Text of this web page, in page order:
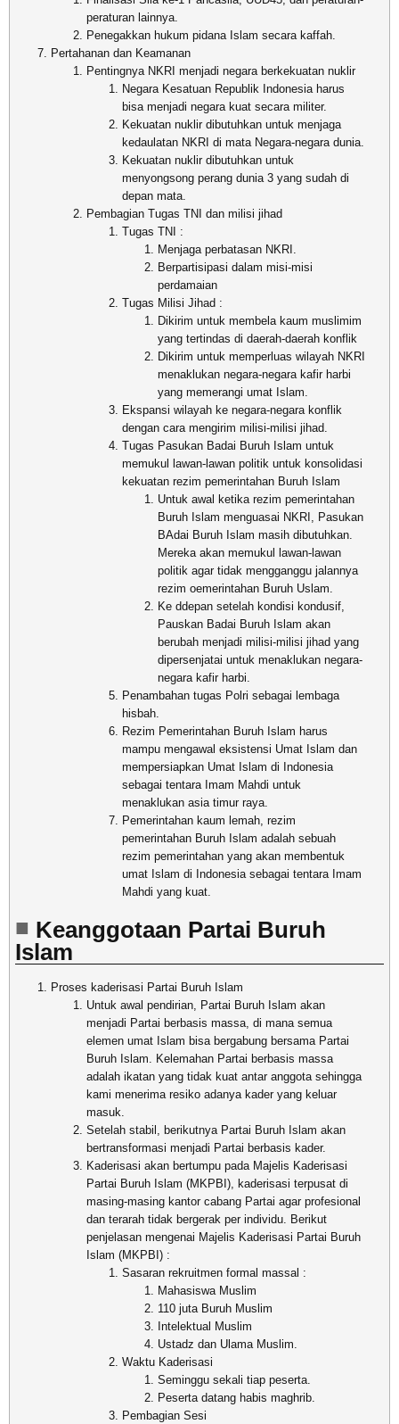
peraturan lainnya.
Penegakkan hukum pidana Islam secara kaffah.
Pertahanan dan Keamanan
Pentingnya NKRI menjadi negara berkekuatan nuklir
Negara Kesatuan Republik Indonesia harus
bisa menjadi negara kuat secara militer.
Kekuatan nuklir dibutuhkan untuk menjaga
kedaulatan NKRI di mata Negara-negara dunia.
Kekuatan nuklir dibutuhkan untuk
menyongsong perang dunia 3 yang sudah di
depan mata.
Pembagian Tugas TNI dan milisi jihad
Tugas TNI :
Menjaga perbatasan NKRI.
Berpartisipasi dalam misi-misi
perdamaian
Tugas Milisi Jihad :
Dikirim untuk membela kaum muslimim
yang tertindas di daerah-daerah konflik
Dikirim untuk memperluas wilayah NKRI
menaklukan negara-negara kafir harbi
yang memerangi umat Islam.
Ekspansi wilayah ke negara-negara konflik
dengan cara mengirim milisi-milisi jihad.
Tugas Pasukan Badai Buruh Islam untuk
memukul lawan-lawan politik untuk konsolidasi
kekuatan rezim pemerintahan Buruh Islam
Untuk awal ketika rezim pemerintahan
Buruh Islam menguasai NKRI, Pasukan
BAdai Buruh Islam masih dibutuhkan.
Mereka akan memukul lawan-lawan
politik agar tidak mengganggu jalannya
rezim oemerintahan Buruh Uslam.
Ke ddepan setelah kondisi kondusif,
Pauskan Badai Buruh Islam akan
berubah menjadi milisi-milisi jihad yang
dipersenjatai untuk menaklukan negara-
negara kafir harbi.
Penambahan tugas Polri sebagai lembaga
hisbah.
Rezim Pemerintahan Buruh Islam harus
mampu mengawal eksistensi Umat Islam dan
mempersiapkan Umat Islam di Indonesia
sebagai tentara Imam Mahdi untuk
menaklukan asia timur raya.
Pemerintahan kaum lemah, rezim
pemerintahan Buruh Islam adalah sebuah
rezim pemerintahan yang akan membentuk
umat Islam di Indonesia sebagai tentara Imam
Mahdi yang kuat.
Keanggotaan Partai Buruh
Islam
Proses kaderisasi Partai Buruh Islam
Untuk awal pendirian, Partai Buruh Islam akan
menjadi Partai berbasis massa, di mana semua
elemen umat Islam bisa bergabung bersama Partai
Buruh Islam. Kelemahan Partai berbasis massa
adalah ikatan yang tidak kuat antar anggota sehingga
kami menerima resiko adanya kader yang keluar
masuk.
Setelah stabil, berikutnya Partai Buruh Islam akan
bertransformasi menjadi Partai berbasis kader.
Kaderisasi akan bertumpu pada Majelis Kaderisasi
Partai Buruh Islam (MKPBI), kaderisasi terpusat di
masing-masing kantor cabang Partai agar profesional
dan terarah tidak bergerak per individu. Berikut
penjelasan mengenai Majelis Kaderisasi Partai Buruh
Islam (MKPBI) :
Sasaran rekruitmen formal massal :
Mahasiswa Muslim
110 juta Buruh Muslim
Intelektual Muslim
Ustadz dan Ulama Muslim.
Waktu Kaderisasi
Seminggu sekali tiap peserta.
Peserta datang habis maghrib.
Pembagian Sesi